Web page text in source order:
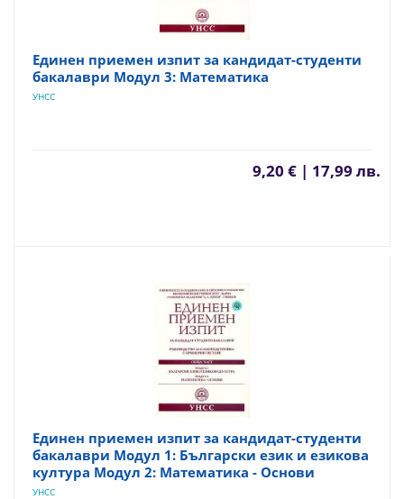
Единен приемен изпит за кандидат-студенти
бакалаври Модул 3: Математика
УНСС
9,20 € | 17,99 лв.
Единен приемен изпит за кандидат-студенти
бакалаври Модул 1: Български език и езикова
култура Модул 2: Математика - Основи
УНСС